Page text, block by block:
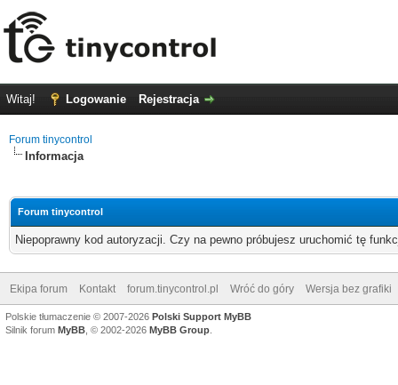
Witaj! Logowanie Rejestracja
Forum tinycontrol
Informacja
Forum tinycontrol
Niepoprawny kod autoryzacji. Czy na pewno próbujesz uruchomić tę
Ekipa forum Kontakt forum.tinycontrol.pl Wróć do góry Wersja bez grafiki
Polskie tłumaczenie © 2007-2026 Polski Support MyBB
Silnik forum MyBB , © 2002-2026 MyBB Group